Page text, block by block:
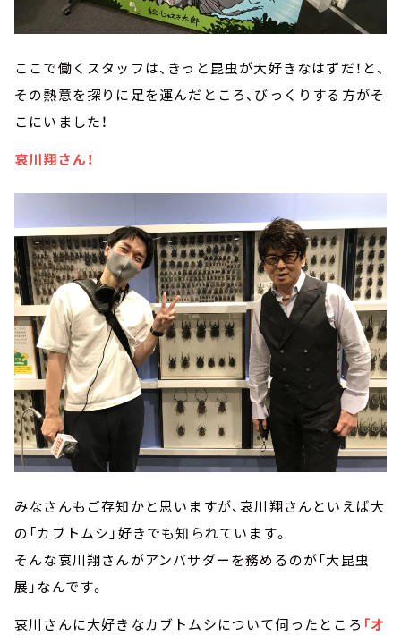
ここで働くスタッフは、きっと昆虫が大好きなはずだ！と、
その熱意を探りに足を運んだところ、びっくりする方がそ
こにいました！
哀川翔さん！
みなさんもご存知かと思いますが、哀川翔さんといえば大
の「カブトムシ」好きでも知られています。
そんな哀川翔さんがアンバサダーを務めるのが「大昆虫
展」なんです。
哀川さんに大好きなカブトムシについて伺ったところ 「オ